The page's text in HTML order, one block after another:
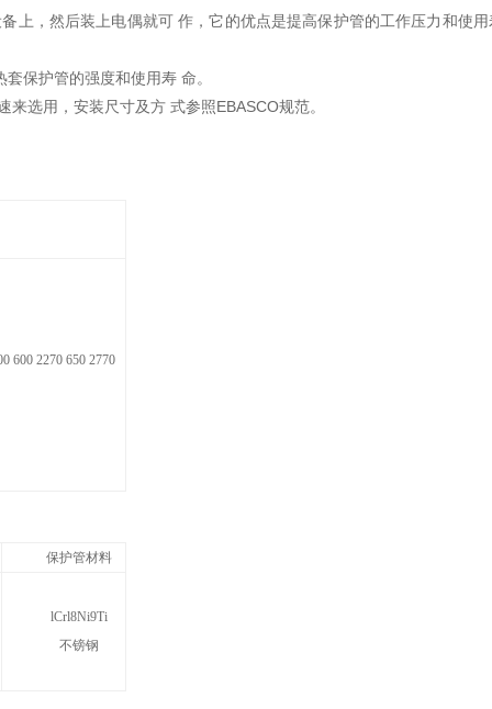
上，然后装上电偶就可 作，它的优点是提高保护管的工作压力和使用
保护管的强度和使用寿 命。
选用，安装尺寸及方 式参照EBASCO规范。
600 2270 650 2770
保护管材料
lCrl8Ni9Ti
不镑钢